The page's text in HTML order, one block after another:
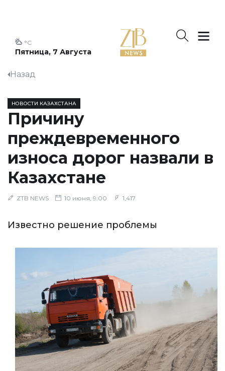
Пятница, 7 Августа
°C
Назад
НОВОСТИ КАЗАХСТАНА
Причину
преждевременного
износа дорог назвали в
Казахстане
ZTB NEWS 10 июня, 9:00 1,417
Известно решение проблемы